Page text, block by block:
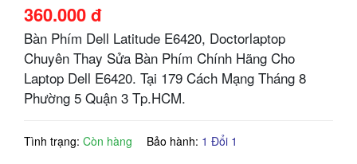
360.000 đ
Bàn Phím Dell Latitude E6420, Doctorlaptop
Chuyên Thay Sửa Bàn Phím Chính Hãng Cho
Laptop Dell E6420. Tại 179 Cách Mạng Tháng 8
Phường 5 Quận 3 Tp.HCM.
Tình trạng: Còn hàng Bảo hành: 1 Đổi 1